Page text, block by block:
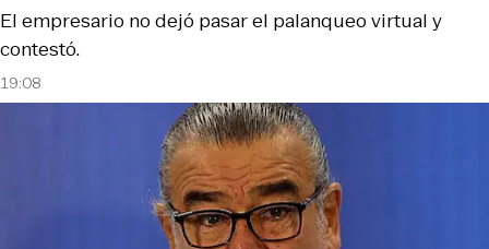
19:08
El empresario no dejó pasar el palanqueo virtual y
contestó.